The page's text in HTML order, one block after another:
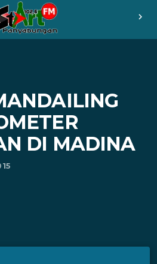
chevron_right
DI MADINA